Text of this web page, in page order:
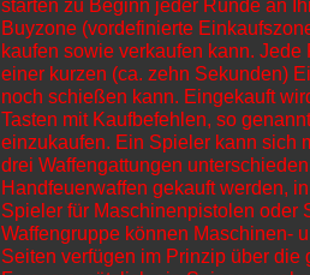
starten zu Beginn jeder Runde an
Buyzone (vordefinierte
kaufen sowie verkaufen kann.
einer kurzen (ca. zehn Sekunden)
noch schießen kann. Eingekauft
Tasten mit Kaufbefehlen, so
einzukaufen. Ein Spieler kann sich
drei Waffengattungen
Handfeuerwaffen gekauft werden,
Spieler für Maschinenpistolen oder
Waffengruppe können Maschinen-
Seiten verfügen im Prinzip über